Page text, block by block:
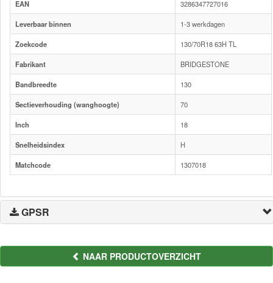
EAN 3286347727016
Leverbaar binnen 1-3 werkdagen
Zoekcode 130/70R18 63H TL
Fabrikant BRIDGESTONE
Bandbreedte 130
Sectieverhouding (wanghoogte) 70
Inch 18
Snelheidsindex H
Matchcode 1307018
GPSR
NAAR PRODUCTOVERZICHT